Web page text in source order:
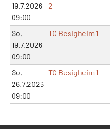
19.7.2026
09:00
2
So,
19.7.2026
09:00
TC Besigheim 1
So,
26.7.2026
09:00
TC Besigheim 1